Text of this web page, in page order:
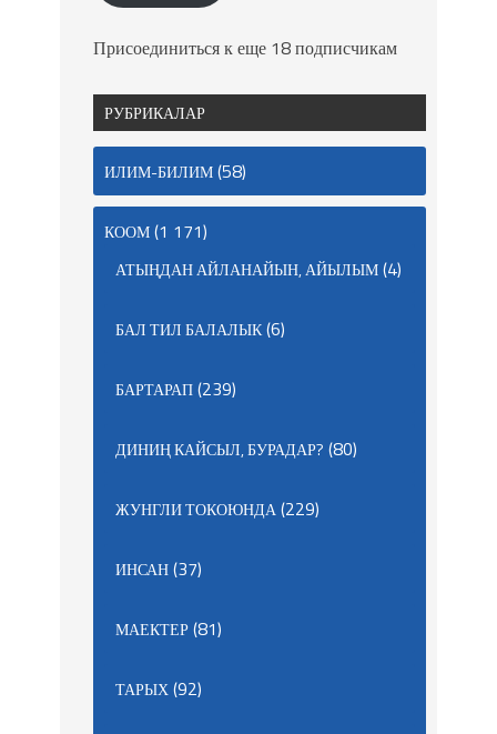
Присоединиться к еще 18 подписчикам
РУБРИКАЛАР
ИЛИМ-БИЛИМ(58)
КООМ(1 171)
АТЫҢДАН АЙЛАНАЙЫН, АЙЫЛЫМ(4)
БАЛ ТИЛ БАЛАЛЫК(6)
БАРТАРАП(239)
ДИНИҢ КАЙСЫЛ, БУРАДАР? (80)
ЖУНГЛИ ТОКОЮНДА(229)
ИНСАН(37)
МАЕКТЕР(81)
ТАРЫХ(92)